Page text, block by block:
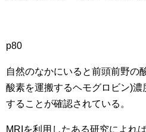
p80
自然のなかにいると前頭前野の
酸素を運搬するヘモグロビン)
することが確認されている。
MRIを利用したある研究によれ